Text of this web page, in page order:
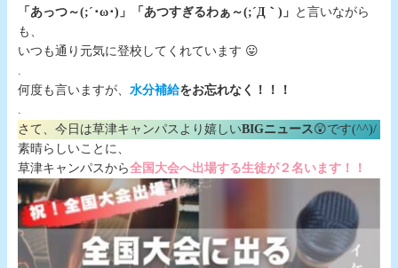
「あっつ～(;´･ω･)」「あつすぎるわぁ～(;´Д｀)」 と言いながら
も、
いつも通り元気に登校してくれています 😛
.
何度も言いますが、 水分補給をお忘れなく！！！
.
さて、今日は草津キャンパスより嬉しいBIGニュース😲です(^^)/
素晴らしいことに、
草津キャンパスから全国大会へ出場する生徒が２名います！！